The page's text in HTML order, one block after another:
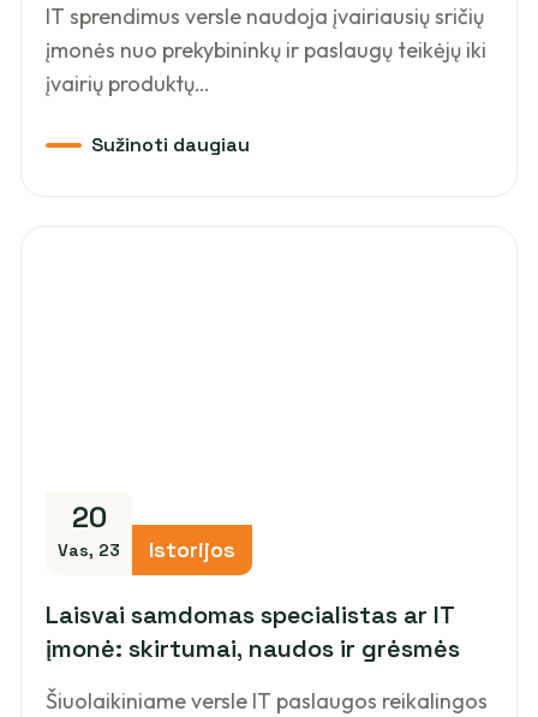
IT sprendimus versle naudoja įvairiausių sričių
įmonės nuo prekybininkų ir paslaugų teikėjų iki
įvairių produktų…
20
Vas, 23 Istorijos
Laisvai samdomas specialistas ar IT
įmonė: skirtumai, naudos ir grėsmės
Šiuolaikiniame versle IT paslaugos reikalingos